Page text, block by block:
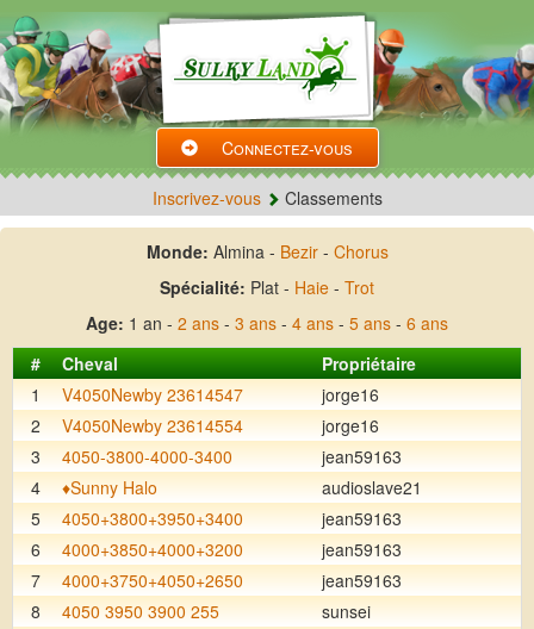
Connectez-vous
Inscrivez-vous Classements
Monde: Almina - Bezir- Chorus
Spécialité: Plat - Haie - Trot
Age: 1 an - 2 ans - 3 ans - 4 ans - 5 ans - 6 ans
#
Cheval
Propriétaire
1
V4050Newby 23614547 jorge16
2
V4050Newby 23614554 jorge16
3
4050-3800-4000-3400 jean59163
4
♦️Sunny Halo audioslave21
5
4050+3800+3950+3400 jean59163
6
4000+3850+4000+3200 jean59163
7
4000+3750+4050+2650 jean59163
8
4050 3950 3900 255
sunsei